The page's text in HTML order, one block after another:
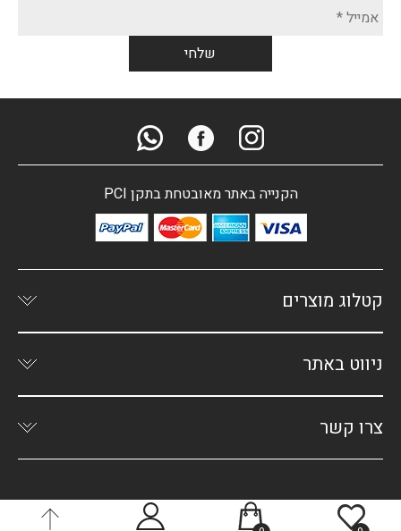
הקנייה באתר מאובטחת בתקן PCI
קטלוג מוצרים
ניווט באתר
צרו קשר